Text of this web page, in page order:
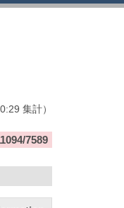
集計）
7589